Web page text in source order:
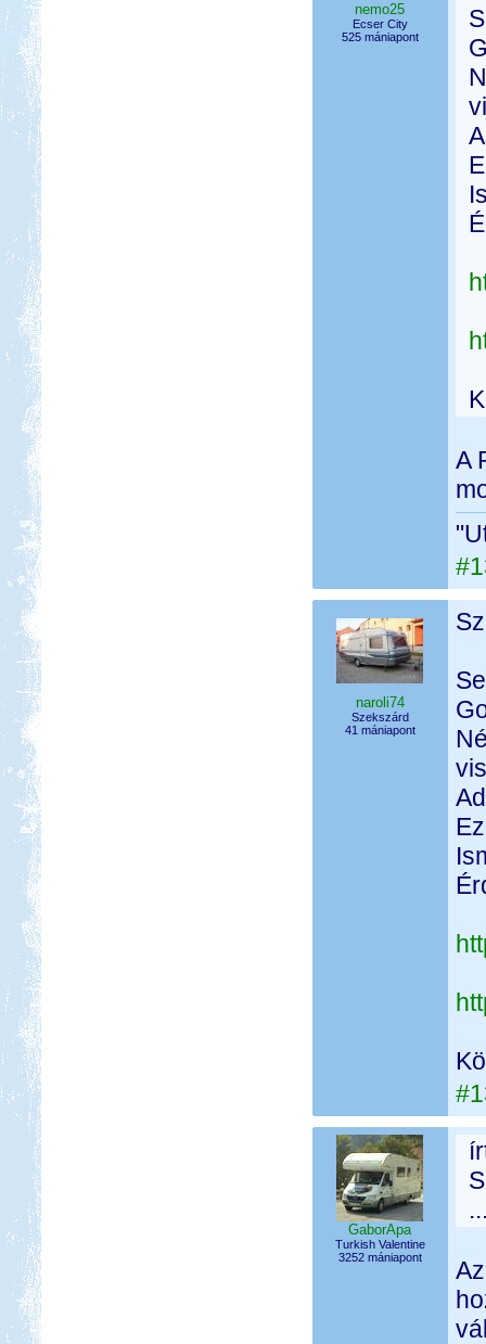
nemo25
Ecser City
525 mániapont
A
naroli74
Szekszárd
41 mániapont
GaborApa
Turkish Valentine
3252 mániapont